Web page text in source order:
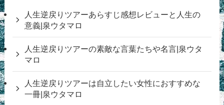
人生逆戻りツアーあらすじ感想レビューと人生の
意義|泉ウタマロ
人生逆戻りツアーの素敵な言葉たちや名言|泉ウタ
マロ
人生逆戻りツアーは自立したい女性におすすめな
一冊|泉ウタマロ